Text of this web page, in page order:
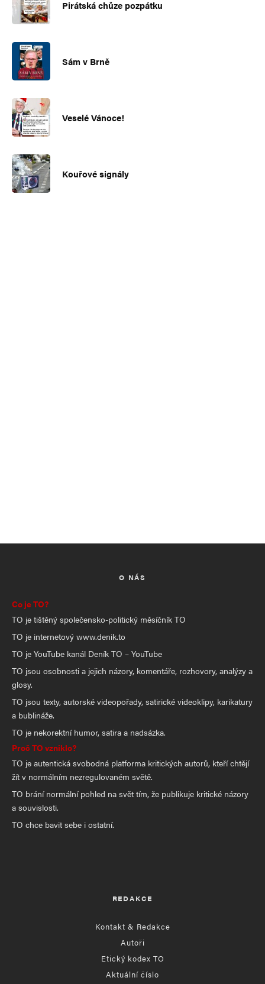
Pirátská chůze pozpátku
Sám v Brně
Veselé Vánoce!
Kouřové signály
O NÁS
Co je TO?
TO je tištěný společensko-politický měsíčník TO
TO je internetový www.denik.to
TO je YouTube kanál Deník TO – YouTube
TO jsou osobnosti a jejich názory, komentáře, rozhovory, analýzy a
glosy.
TO jsou texty, autorské videopořady, satirické videoklipy, karikatury
a bublináže.
TO je nekorektní humor, satira a nadsázka.
Proč TO vzniklo?
TO je autentická svobodná platforma kritických autorů, kteří chtějí
žít v normálním nezregulovaném světě.
TO brání normální pohled na svět tím, že publikuje kritické názory
a souvislosti.
TO chce bavit sebe i ostatní.
REDAKCE
Kontakt & Redakce
Autoři
Etický kodex TO
Aktuální číslo